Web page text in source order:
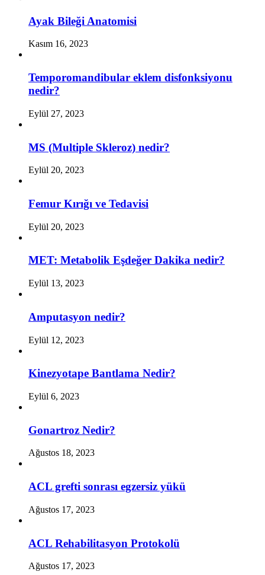
Ayak Bileği Anatomisi
Kasım 16, 2023
Temporomandibular eklem disfonksiyonu
nedir?
Eylül 27, 2023
MS (Multiple Skleroz) nedir?
Eylül 20, 2023
Femur Kırığı ve Tedavisi
Eylül 20, 2023
MET: Metabolik Eşdeğer Dakika nedir?
Eylül 13, 2023
Amputasyon nedir?
Eylül 12, 2023
Kinezyotape Bantlama Nedir?
Eylül 6, 2023
Gonartroz Nedir?
Ağustos 18, 2023
ACL grefti sonrası egzersiz yükü
Ağustos 17, 2023
ACL Rehabilitasyon Protokolü
Ağustos 17, 2023